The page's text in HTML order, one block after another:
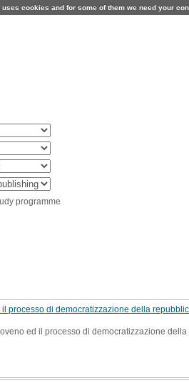
uses cookies and for some of them we need your
programme
processo di democratizzazione della
ed il processo di democratizzazione